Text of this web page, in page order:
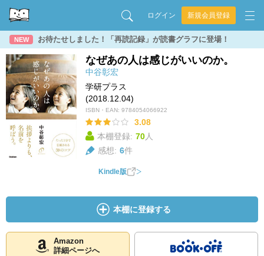
ログイン 新規会員登録
NEW お待たせしました！「再読記録」が読書グラフに登場！
なぜあの人は感じがいいのか。
中谷彰宏
学研プラス
(2018.12.04)
ISBN・EAN: 9784054066922
3.08
本棚登録: 70人
感想: 6件
Kindle版
本棚に登録する
Amazon
詳細ページへ